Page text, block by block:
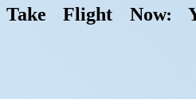
Take Flight Now: